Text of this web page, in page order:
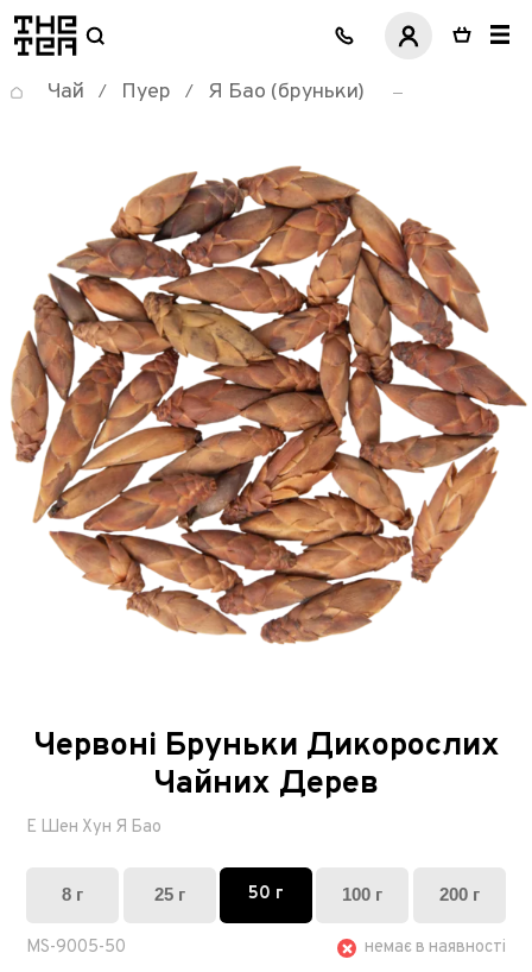
логотип
Чай / Пуер / Я Бао (бруньки)
Червоні Бруньки Дикорослих
Чайних Дерев
Е Шен Хун Я Бао
8 г 25 г 50 г 100 г 200 г
MS-9005-50 немає в наявності